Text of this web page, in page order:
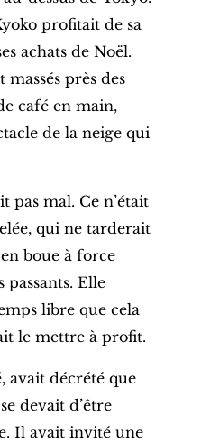
profitait de sa
achats de Noël.
massés près des
café en main,
de la neige qui
pas mal. Ce n’était
qui ne tarderait
boue à force
passants. Elle
libre que cela
le mettre à profit.
avait décrété que
devait d’être
Il avait invité une